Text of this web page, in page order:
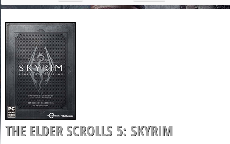
THE ELDER SCROLLS 5: SKYRIM